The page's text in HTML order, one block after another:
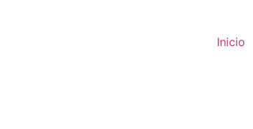
Inicio